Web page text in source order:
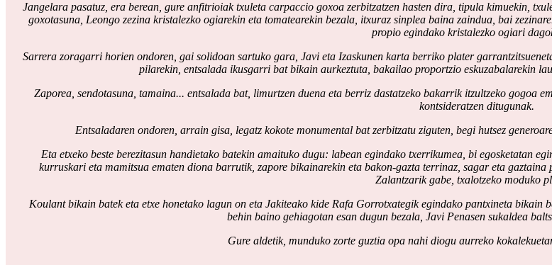
Jangelara pasatuz, era berean, gure anfitrioiak txuleta carpaccio goxoa zerbitzatzen hasten dira, tipula kimuekin,
goxotasuna, Leongo zezina kristalezko ogiarekin eta tomatearekin bezala, itxuraz sinplea baina zaindua, bai
propio egindako kristalezko ogiari
Sarrera zoragarri horien ondoren, gai solidoan sartuko gara, Javi eta Izaskunen karta berriko plater
pilarekin, entsalada ikusgarri bat bikain aurkeztuta, bakailao proportzio eskuzabalarekin
Zaporea, sendotasuna, tamaina... entsalada bat, limurtzen duena eta berriz dastatzeko bakarrik itzultzeko gogoa
kontsideratzen ditugunak.
Entsaladaren ondoren, arrain gisa, legatz kokote monumental bat zerbitzatu ziguten, begi hutsez
Eta etxeko beste berezitasun handietako batekin amaituko dugu: labean egindako txerrikumea, bi egosketatan
kurruskari eta mamitsua ematen diona barrutik, zapore bikainarekin eta bakon-gazta terrinaz, sagar eta
Zalantzarik gabe, txalotzeko moduko
Koulant bikain batek eta etxe honetako lagun on eta Jakiteako kide Rafa Gorrotxategik egindako pantxineta bikain
behin baino gehiagotan esan dugun bezala, Javi Penasen sukaldea
Gure aldetik, munduko zorte guztia opa nahi diogu aurreko